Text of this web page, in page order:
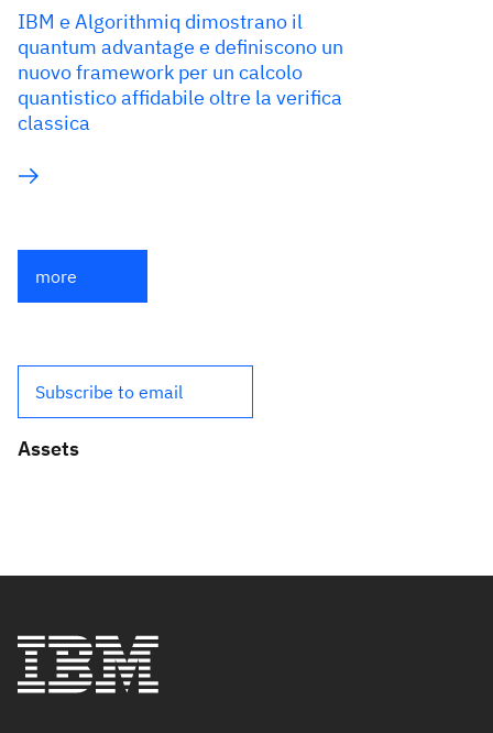
IBM e Algorithmiq dimostrano il
quantum advantage e definiscono un
nuovo framework per un calcolo
quantistico affidabile oltre la verifica
classica
more
Subscribe to email
Assets